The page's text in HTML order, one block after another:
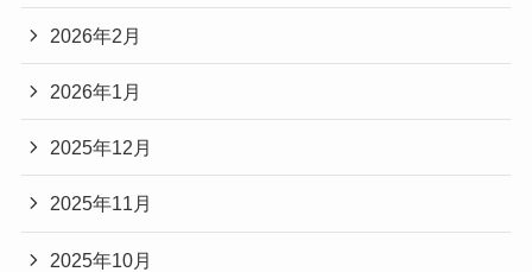
2026年2月
2026年1月
2025年12月
2025年11月
2025年10月